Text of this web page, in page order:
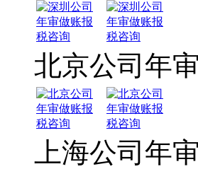
北京公司年
上海公司年